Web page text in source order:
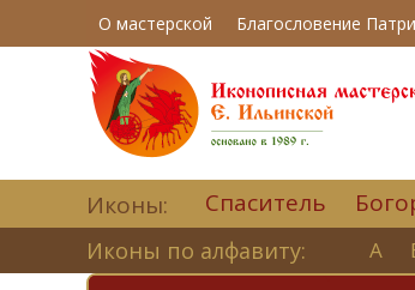
О мастерской Благословение
Иконы: Спаситель
Иконы по алфавиту: А